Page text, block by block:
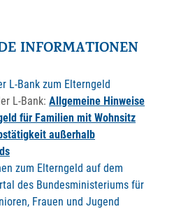
INFORMATIONEN
L-Bank zum Elterngeld
L-Bank: Allgemeine Hinweise
für Familien mit Wohnsitz
außerhalb
zum Elterngeld auf dem
des Bundesministeriums für
Frauen und Jugend